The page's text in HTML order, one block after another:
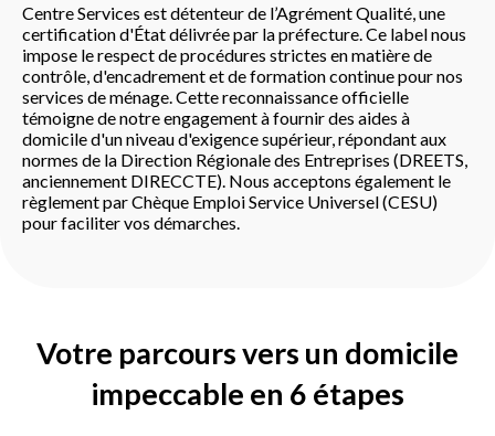
Centre Services est détenteur de l’Agrément Qualité, une
certification d'État délivrée par la préfecture. Ce label nous
impose le respect de procédures strictes en matière de
contrôle, d'encadrement et de formation continue pour nos
services de ménage. Cette reconnaissance officielle
témoigne de notre engagement à fournir des aides à
domicile d'un niveau d'exigence supérieur, répondant aux
normes de la Direction Régionale des Entreprises (DREETS,
anciennement DIRECCTE). Nous acceptons également le
règlement par Chèque Emploi Service Universel (CESU)
pour faciliter vos démarches.
Votre parcours vers un domicile
impeccable en 6 étapes